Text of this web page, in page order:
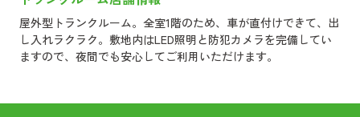
屋外型トランクルーム。全室1階のため、車が直付けできて、出
し入れラクラク。敷地内はLED照明と防犯カメラを完備してい
ますので、夜間でも安心してご利用いただけます。